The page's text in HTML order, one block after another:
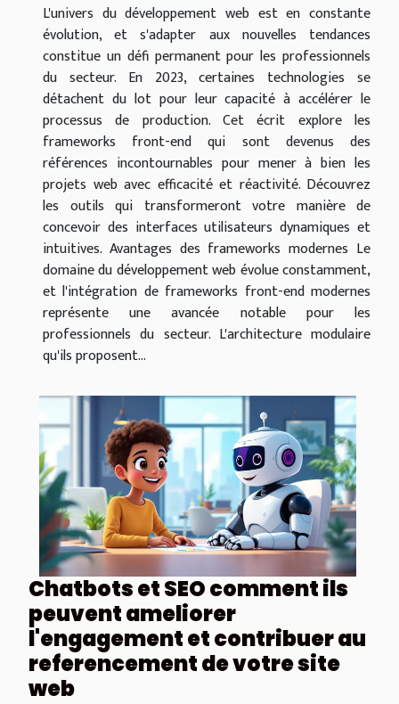
L'univers du développement web est en constante
évolution, et s'adapter aux nouvelles tendances
constitue un défi permanent pour les professionnels
du secteur. En 2023, certaines technologies se
détachent du lot pour leur capacité à accélérer le
processus de production. Cet écrit explore les
frameworks front-end qui sont devenus des
références incontournables pour mener à bien les
projets web avec efficacité et réactivité. Découvrez
les outils qui transformeront votre manière de
concevoir des interfaces utilisateurs dynamiques et
intuitives. Avantages des frameworks modernes Le
domaine du développement web évolue constamment,
et l'intégration de frameworks front-end modernes
représente une avancée notable pour les
professionnels du secteur. L'architecture modulaire
qu'ils proposent...
Chatbots et SEO comment ils
peuvent ameliorer
l'engagement et contribuer au
referencement de votre site
web